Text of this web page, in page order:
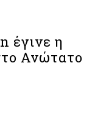
έγινε η
Ανώτατο